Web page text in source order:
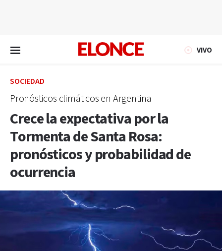
VIVO
SOCIEDAD
Pronósticos climáticos en Argentina
Crece la expectativa por la
Tormenta de Santa Rosa:
pronósticos y probabilidad de
ocurrencia